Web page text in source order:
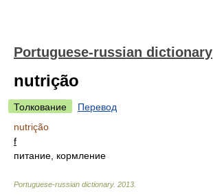
Portuguese-russian dictionary
nutrição
Толкование
Перевод
nutrição
f
питание, кормление
Portuguese-russian dictionary. 2013